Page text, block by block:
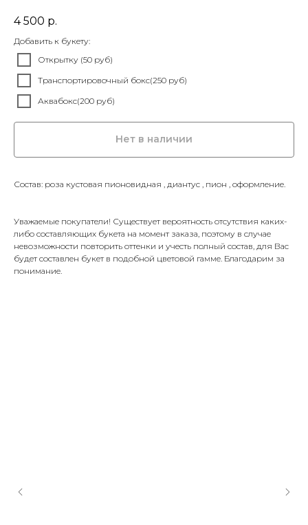
4 500 р.
Добавить к букету:
Открытку (50 руб)
Транспортировочный бокс(250 руб)
Аквабокс(200 руб)
Нет в наличии
Состав: роза кустовая пионовидная , диантус , пион , оформление.
Уважаемые покупатели! Существует вероятность отсутствия каких-
либо составляющих букета на момент заказа, поэтому в случае
невозможности повторить оттенки и учесть полный состав, для Вас
будет составлен букет в подобной цветовой гамме. Благодарим за
понимание.